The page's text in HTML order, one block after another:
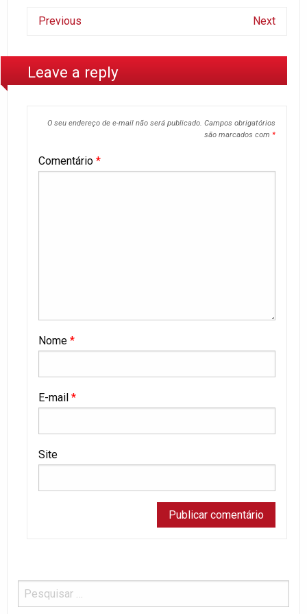
Previous Next
Leave a reply
O seu endereço de e-mail não será publicado. Campos obrigatórios
são marcados com *
Comentário *
Nome *
E-mail *
Site